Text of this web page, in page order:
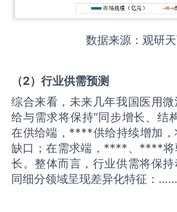
数据来源：观研
（2）行业供需预测
综合来看，未来几年我国医用
给与需求将保持“同步增长、结
在供给端，****供给持续增加，
缺口；在需求端，****、****将
长。整体而言，行业供需将保
同细分领域呈现差异化特征：……